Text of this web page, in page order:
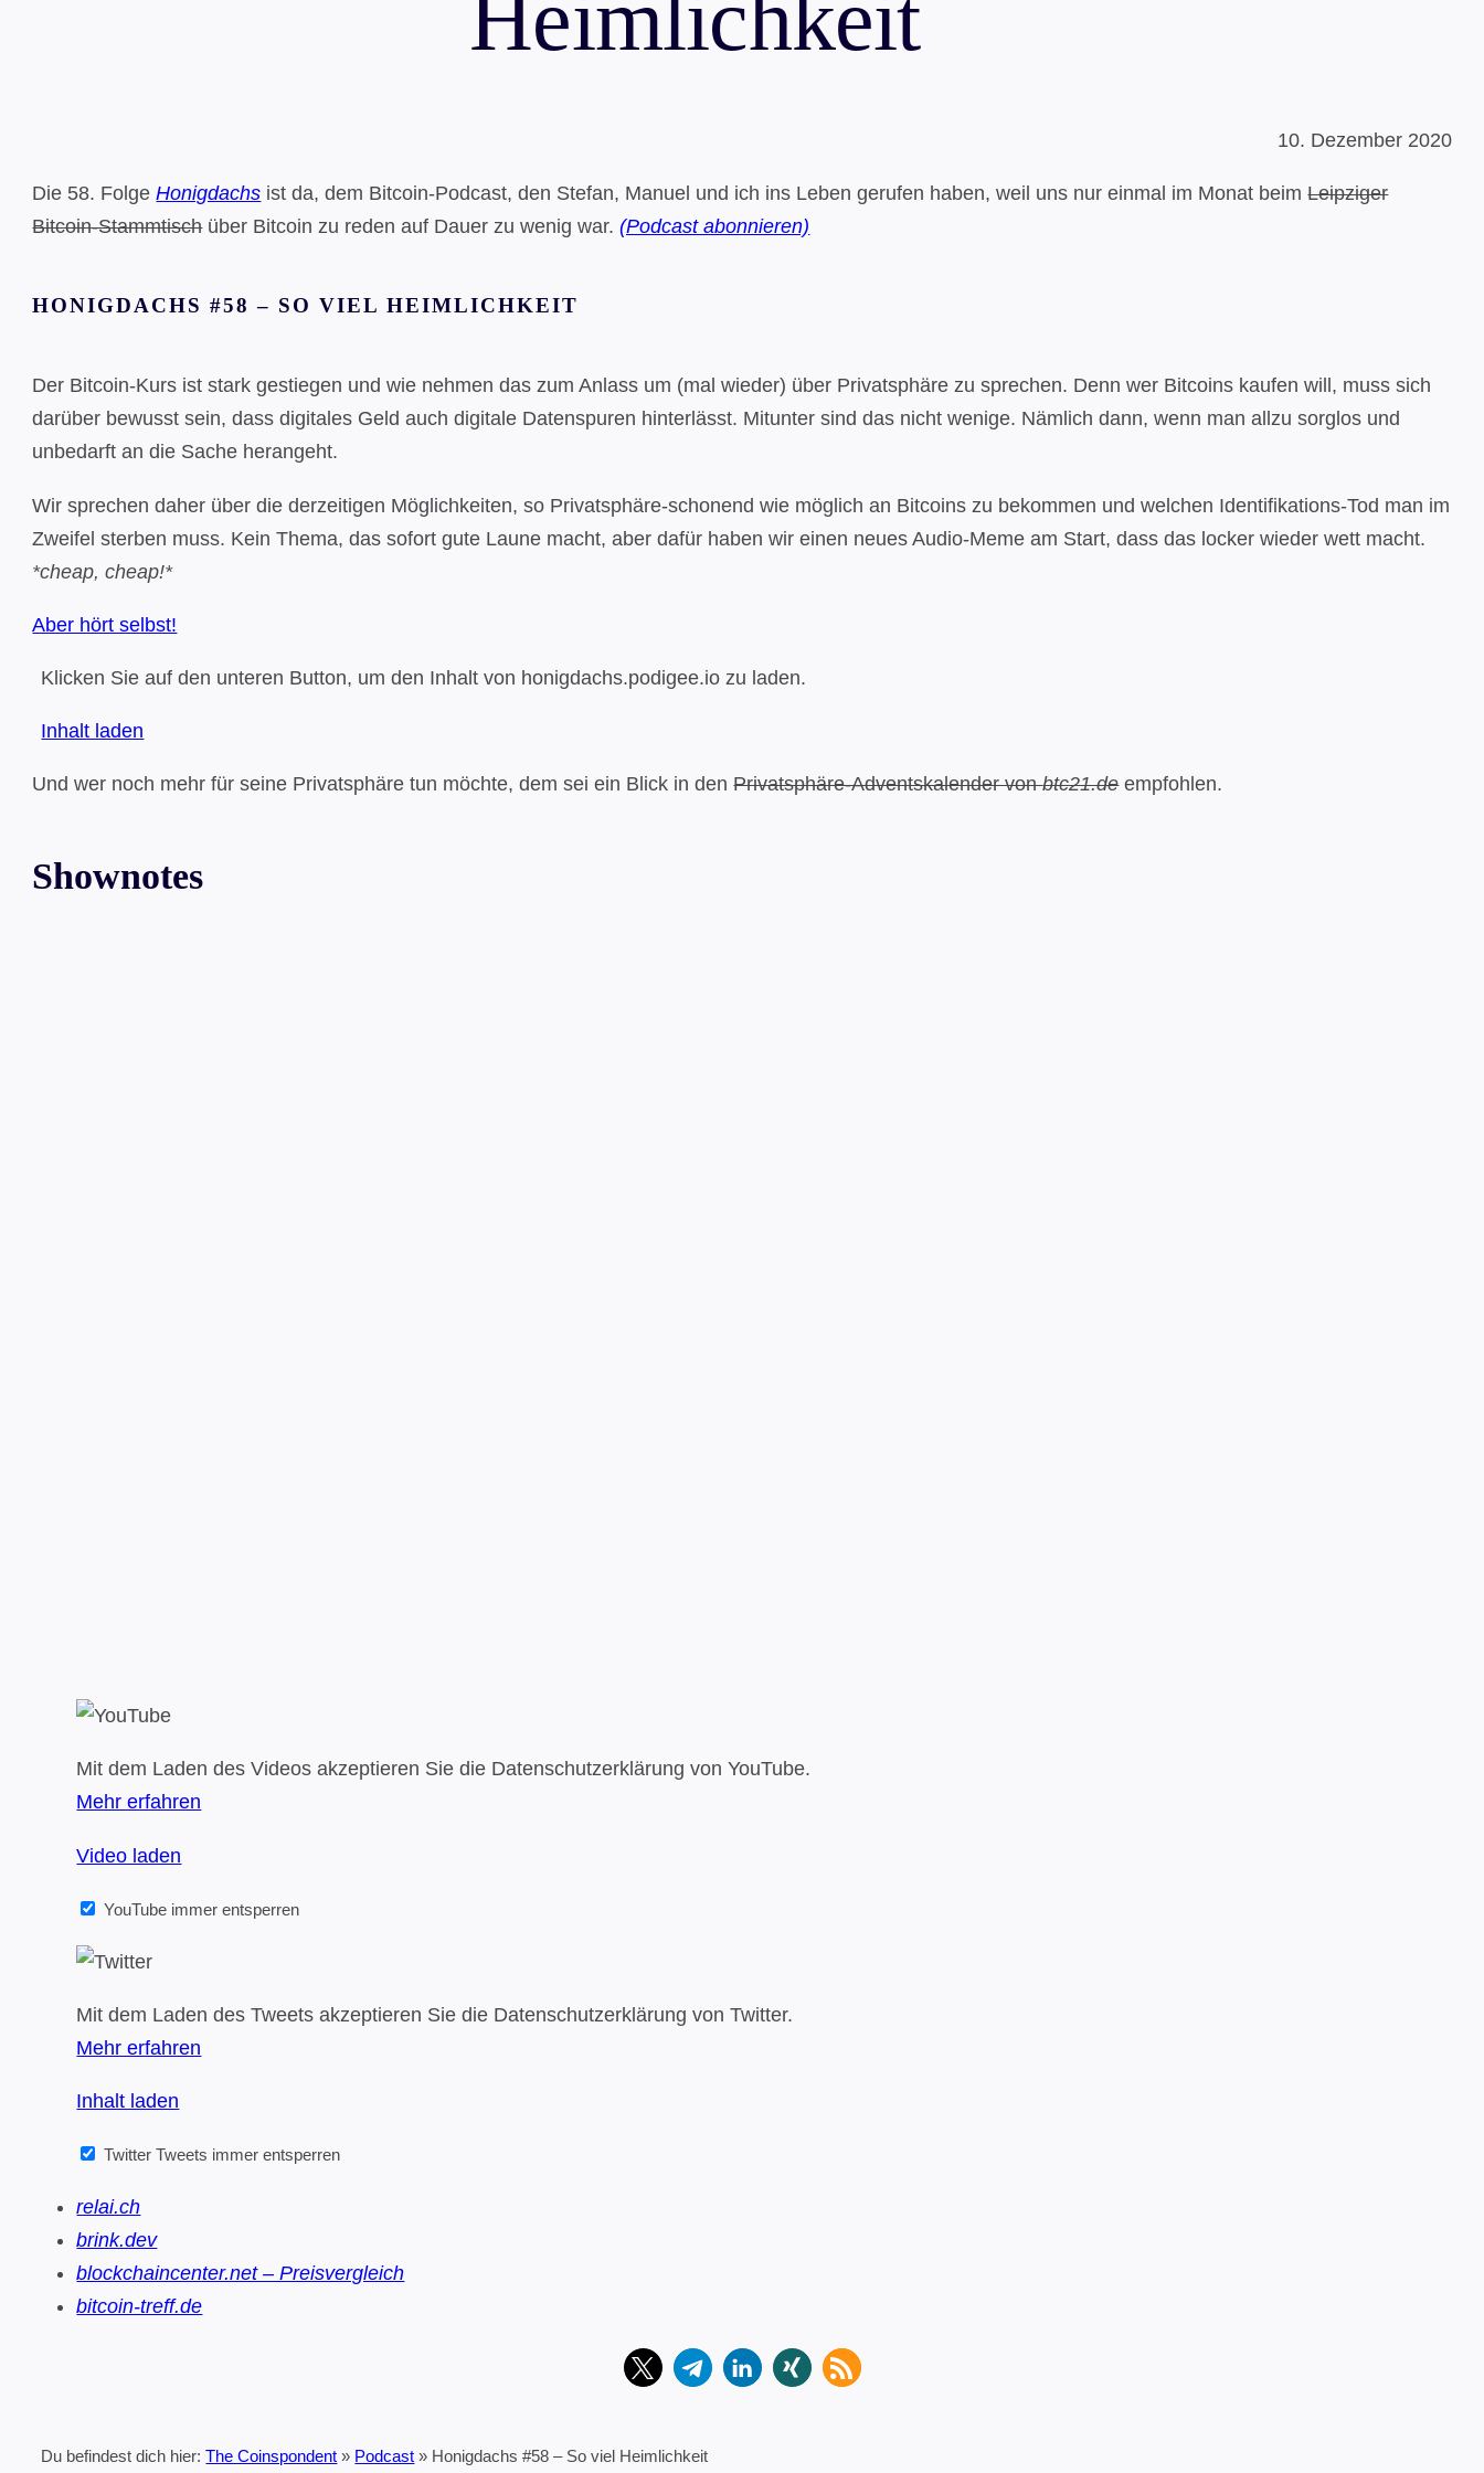
Heimlichkeit
10. Dezember 2020
Die 58. FolgeHonigdachs ist da, dem Bitcoin-Podcast, den Stefan, Manuel und ich ins Leben gerufen haben, weil uns nur einmal im Monat beimLeipziger
Bitcoin-Stammtischüber Bitcoin zu reden auf Dauer zu wenig war.(Podcast abonnieren)
HONIGDACHS #58 – SO VIEL HEIMLICHKEIT
Der Bitcoin-Kurs ist stark gestiegen und wie nehmen das zum Anlass um (mal wieder) über Privatsphäre zu sprechen. Denn wer Bitcoins kaufen will, muss sich
darüber bewusst sein, dass digitales Geld auch digitale Datenspuren hinterlässt. Mitunter sind das nicht wenige. Nämlich dann, wenn man allzu sorglos und
unbedarft an die Sache herangeht.
Wir sprechen daher über die derzeitigen Möglichkeiten, so Privatsphäre-schonend wie möglich an Bitcoins zu bekommen und welchen Identifikations-Tod man im
Zweifel sterben muss. Kein Thema, das sofort gute Laune macht, aber dafür haben wir einen neues Audio-Meme am Start, dass das locker wieder wett macht.
*cheap, cheap!*
Aber hört selbst!
Klicken Sie auf den unteren Button, um den Inhalt von honigdachs.podigee.io zu laden.
Inhalt laden
Und wer noch mehr für seine Privatsphäre tun möchte, dem sei ein Blick in denPrivatsphäre-Adventskalender vonbtc21.deempfohlen.
Shownotes
Mit dem Laden des Videos akzeptieren Sie die Datenschutzerklärung von YouTube.
Mehr erfahren
Video laden
YouTube immer entsperren
Mit dem Laden des Tweets akzeptieren Sie die Datenschutzerklärung von Twitter.
Mehr erfahren
Inhalt laden
Twitter Tweets immer entsperren
relai.ch
brink.dev
blockchaincenter.net – Preisvergleich
bitcoin-treff.de
Du befindest dich hier: The Coinspondent » Podcast » Honigdachs #58 – So viel Heimlichkeit